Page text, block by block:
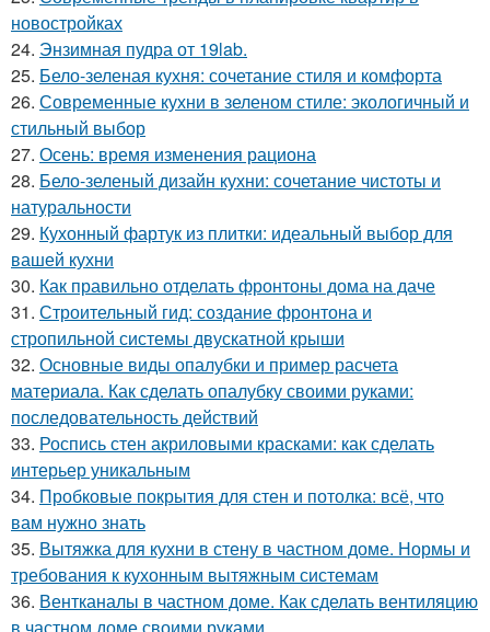
новостройках
24. Энзимная пудра от 19lab.
25. Бело-зеленая кухня: сочетание стиля и комфорта
26. Современные кухни в зеленом стиле: экологичный и
стильный выбор
27. Осень: время изменения рациона
28. Бело-зеленый дизайн кухни: сочетание чистоты и
натуральности
29. Кухонный фартук из плитки: идеальный выбор для
вашей кухни
30. Как правильно отделать фронтоны дома на даче
31. Строительный гид: создание фронтона и
стропильной системы двускатной крыши
32. Основные виды опалубки и пример расчета
материала. Как сделать опалубку своими руками:
последовательность действий
33. Роспись стен акриловыми красками: как сделать
интерьер уникальным
34. Пробковые покрытия для стен и потолка: всё, что
вам нужно знать
35. Вытяжка для кухни в стену в частном доме. Нормы и
требования к кухонным вытяжным системам
36. Вентканалы в частном доме. Как сделать вентиляцию